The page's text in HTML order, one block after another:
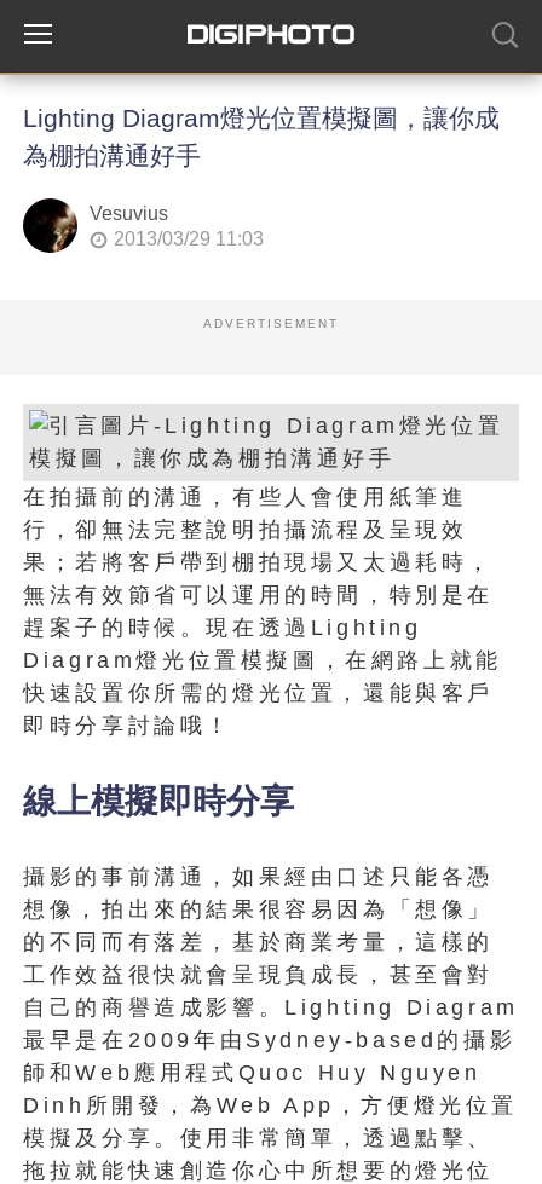
Lighting Diagram燈光位置模擬圖，讓你成
為棚拍溝通好手
Vesuvius
2013/03/29 11:03
ADVERTISEMENT
在拍攝前的溝通，有些人會使用紙筆進
行，卻無法完整說明拍攝流程及呈現效
果；若將客戶帶到棚拍現場又太過耗時，
無法有效節省可以運用的時間，特別是在
趕案子的時候。現在透過Lighting
Diagram燈光位置模擬圖，在網路上就能
快速設置你所需的燈光位置，還能與客戶
即時分享討論哦！
線上模擬即時分享
攝影的事前溝通，如果經由口述只能各憑
想像，拍出來的結果很容易因為「想像」
的不同而有落差，基於商業考量，這樣的
工作效益很快就會呈現負成長，甚至會對
自己的商譽造成影響。Lighting Diagram
最早是在2009年由Sydney-based的攝影
師和Web應用程式Quoc Huy Nguyen
Dinh所開發，為Web App，方便燈光位置
模擬及分享。使用非常簡單，透過點擊、
拖拉就能快速創造你心中所想要的燈光位